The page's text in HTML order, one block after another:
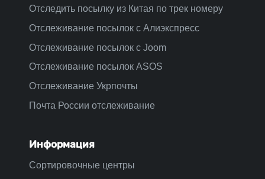
Отследить посылку из Китая по трек номеру
Отслеживание посылок с Алиэкспресс
Отслеживание посылок с Joom
Отслеживание посылок ASOS
Отслеживание Укрпочты
Почта России отслеживание
Информация
Сортировочные центры